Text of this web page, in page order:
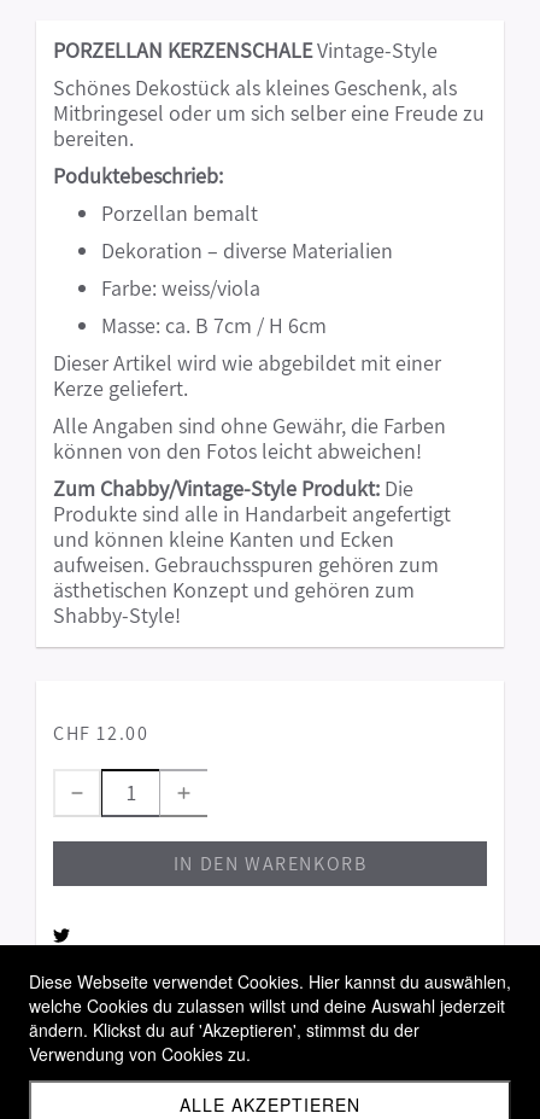
PORZELLAN KERZENSCHALEVintage-Style
Schönes Dekostück als kleines Geschenk, als
Mitbringesel oder um sich selber eine Freude zu
bereiten.
Poduktebeschrieb:
Porzellan bemalt
Dekoration – diverse Materialien
Farbe: weiss/viola
Masse: ca. B 7cm / H 6cm
Dieser Artikel wird wie abgebildet mit einer
Kerze geliefert.
Alle Angaben sind ohne Gewähr, die Farben
können von den Fotos leicht abweichen!
Zum Chabby/Vintage-Style Produkt: Die
Produkte sind alle in Handarbeit angefertigt
und können kleine Kanten und Ecken
aufweisen. Gebrauchsspuren gehören zum
ästhetischen Konzept und gehören zum
Shabby-Style!
CHF 12.00
IN DEN WARENKORB
Allgemeine Geschäftsbedingungen
Widerrufsbelehrung
Versandbedingungen
Diese Webseite verwendet Cookies. Hier kannst du auswählen,
welche Cookies du zulassen willst und deine Auswahl jederzeit
ändern. Klickst du auf 'Akzeptieren', stimmst du der
Verwendung von Cookies zu.
ALLE AKZEPTIEREN